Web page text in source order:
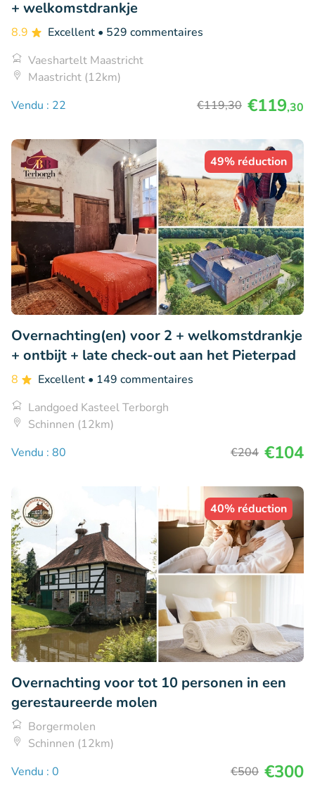
+ welkomstdrankje
8.9 Excellent • 529 commentaires
Vaeshartelt Maastricht
Maastricht (12km)
Vendu : 22
€119,30 €119,30
49% réduction
Overnachting(en) voor 2 + welkomstdrankje
+ ontbijt + late check-out aan het Pieterpad
8 Excellent • 149 commentaires
Landgoed Kasteel Terborgh
Schinnen (12km)
Vendu : 80
€204 €104
40% réduction
Overnachting voor tot 10 personen in een
gerestaureerde molen
Borgermolen
Schinnen (12km)
Vendu : 0
€500 €300